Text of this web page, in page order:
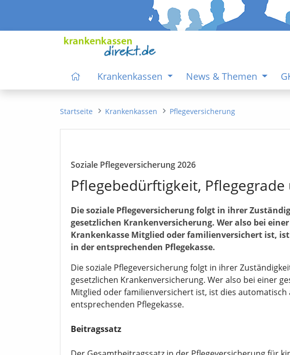
Krankenkassen News & Themen
Startseite Krankenkassen Pflegeversicherung
Soziale Pflegeversicherung 2026
Pflegebedürftigkeit,
Die soziale Pflegeversicherung folgt in ihrer
gesetzlichen Krankenversicherung. Wer also bei
Krankenkasse Mitglied oder familienversichert ist,
in der entsprechenden Pflegekasse.
Die soziale Pflegeversicherung folgt in ihrer
gesetzlichen Krankenversicherung. Wer also bei einer
Mitglied oder familienversichert ist, ist dies automatisch
entsprechenden Pflegekasse.
Beitragssatz